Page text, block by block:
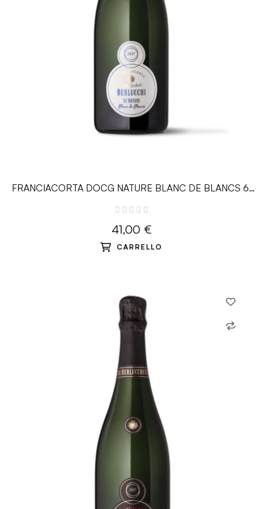
FRANCIACORTA DOCG NATURE BLANC DE BLANCS 61
41,00 €
CARRELLO